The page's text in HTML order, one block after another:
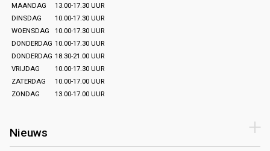
MAANDAG
13.00-17.30 UUR
DINSDAG
10.00-17.30 UUR
WOENSDAG
10.00-17.30 UUR
DONDERDAG 10.00-17.30 UUR
DONDERDAG 18.30-21.00 UUR
VRIJDAG
10.00-17.30 UUR
ZATERDAG
10.00-17.00 UUR
ZONDAG
13.00-17.00 UUR
Nieuws